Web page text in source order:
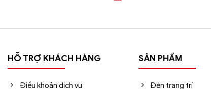
HỖ TRỢ KHÁCH HÀNG
Điều khoản dịch vụ
SẢN PHẨM
Đèn trang trí